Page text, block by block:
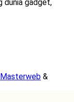
dunia gadget,
Masterweb &